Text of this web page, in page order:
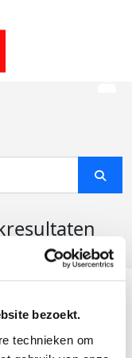
bezoekt.
technieken om